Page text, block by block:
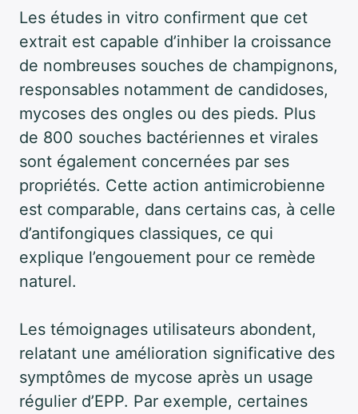
Les études in vitro confirment que cet
extrait est capable d’inhiber la croissance
de nombreuses souches de champignons,
responsables notamment de candidoses,
mycoses des ongles ou des pieds. Plus
de 800 souches bactériennes et virales
sont également concernées par ses
propriétés. Cette action antimicrobienne
est comparable, dans certains cas, à celle
d’antifongiques classiques, ce qui
explique l’engouement pour ce remède
naturel.
Les témoignages utilisateurs abondent,
relatant une amélioration significative des
symptômes de mycose après un usage
régulier d’EPP. Par exemple, certaines